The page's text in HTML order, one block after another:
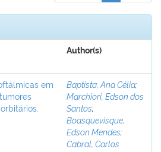
Author(s)
em
Baptista, Ana Célia;
Marchiori, Edson dos
Santos;
Boasquevisque,
Edson Mendes;
Cabral, Carlos